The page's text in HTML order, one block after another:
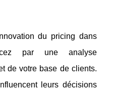
du pricing dans
par une analyse
de votre base de clients.
leurs décisions